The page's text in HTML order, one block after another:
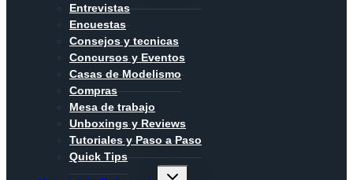
Entrevistas
Encuestas
Consejos y tecnicas
Concursos y Eventos
Casas de Modelismo
Compras
Mesa de trabajo
Unboxings y Reviews
Tutoriales y Paso a Paso
Quick Tips
Alternar